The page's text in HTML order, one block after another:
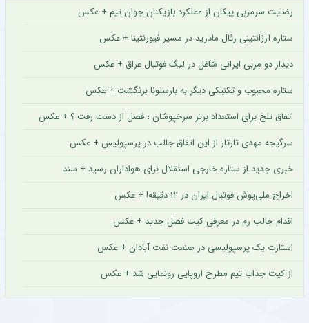
فضای مجازی تبدیل شد.
شلیک لامین یامال در حمایت از ایران ، علیه آمریکا !! + کلیپ وایرال شده
تصویر لامین یامال ستاره تیم ملی فوتبال اسپانیا روی پهپاد شاهد سپاه پاسداران در حالی که
رضایت سرمربی پیکان از عملکرد بازیکنان جوان تیم + عکس
ستاره آرژانتینی رئال مادرید در مسیر فیورنتینا + عکس
دیدار دو مربی ایرانی شاغل در لیگ فوتبال عراق + عکس
ستاره محبوب و تکنیکی دیگر به بارسلونا برنگشت + عکس
اتفاق تلخ برای استعداد برتر سرخپوشان ؛ فصل از دست رفت ؟ + عکس
سرگیجه مهدی تارتار از این اتفاق جالب در پرسپولیس + عکس
خبری جدید از ستاره خارجی استقلال برای هواداران رسید + سند
اخراج ملی‌پوش فوتبال ایران در ۱۲ دقیقه! + عکس
اقدام جالب رم در معرفی کیت فصل جدید + عکس
استارت یک پرسپولیسی در صنعت نفت آبادان + عکس
از کیت جذاب تیم مطرح اروپایی رونمایی شد + عکس